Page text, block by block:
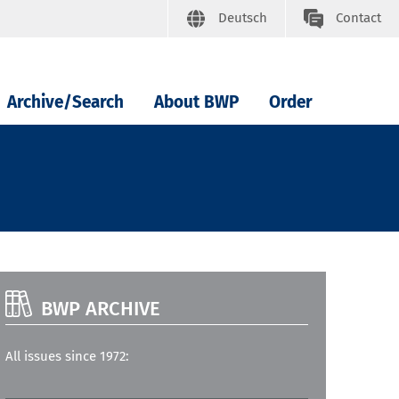
Deutsch Contact
Archive/Search About BWP Order
BWP ARCHIVE
All issues since 1972: